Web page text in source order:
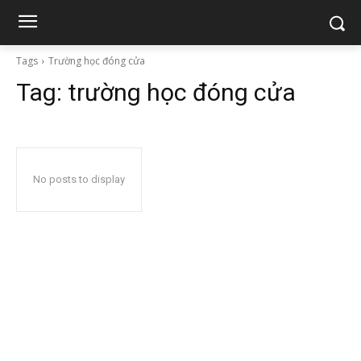
Tags Trường học đóng cửa
Tag: trường học đóng cửa
No posts to display